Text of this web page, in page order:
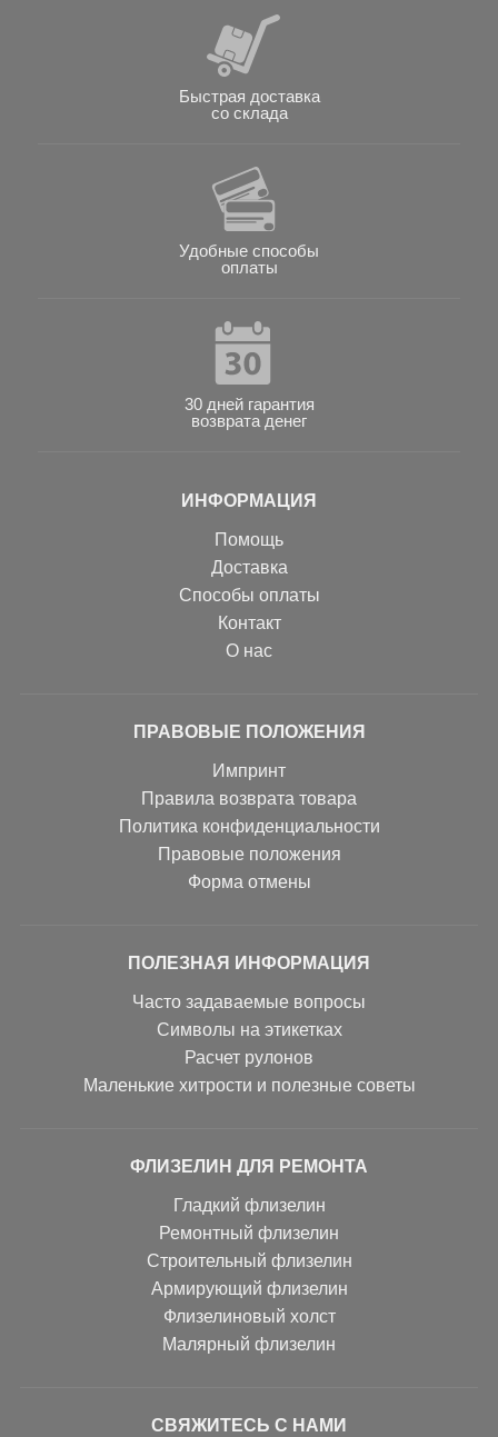
Быстрая доставка
со склада
Удобные способы
оплаты
30 дней гарантия
возврата денег
ИНФОРМАЦИЯ
Помощь
Доставка
Способы оплаты
Контакт
О нас
ПРАВОВЫЕ ПОЛОЖЕНИЯ
Импринт
Правила возврата товара
Политика конфиденциальности
Правовые положения
Форма отмены
ПОЛЕЗНАЯ ИНФОРМАЦИЯ
Часто задаваемые вопросы
Символы на этикетках
Расчет рулонов
Маленькие хитрости и полезные советы
ФЛИЗЕЛИН ДЛЯ РЕМОНТА
Гладкий флизелин
Ремонтный флизелин
Строительный флизелин
Армирующий флизелин
Флизелиновый холст
Малярный флизелин
СВЯЖИТЕСЬ С НАМИ